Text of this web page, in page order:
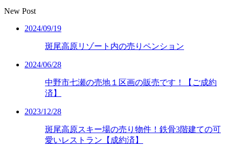
New Post
2024/09/19
斑尾高原リゾート内の売りペンション
2024/06/28
中野市七瀬の売地１区画の販売です！【ご成約
済】
2023/12/28
斑尾高原スキー場の売り物件！鉄骨3階建ての可
愛いレストラン【成約済】